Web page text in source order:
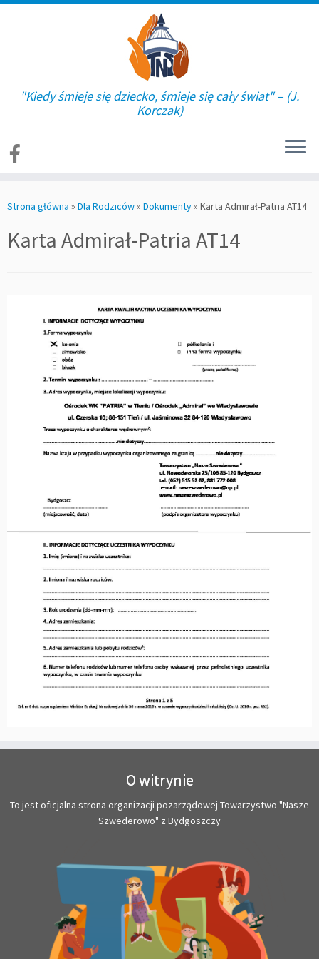
to
"Kiedy śmieje się dziecko, śmieje się cały świat" – (J.
Korczak)
Strona główna » Dla Rodziców» Dokumenty» Karta Admirał-Patria AT14
Karta Admirał-Patria AT14
O witrynie
To jest oficjalna strona organizacji pozarządowej Towarzystwo "Nasze
Szwederowo" z Bydgoszczy